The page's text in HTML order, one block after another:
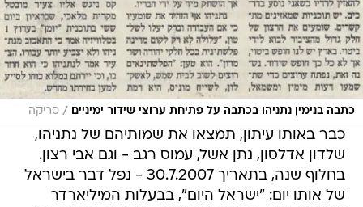
כתבה בנימין נתניהו בכתבה על פתיחת ערוצי שידור ימיניים / סריקה
כבר באותו עיתון, תמצאו את שמותיהם של נתניהו,
שלדון אדלסון, נתן אשל, עמוס רגב - וגם אבי רצון.
בחלוף שנה, בתאריך 30.7.2007 - נפל דבר בישראל
של אותו יום: "ישראל היום", בבעלות המיליארדר